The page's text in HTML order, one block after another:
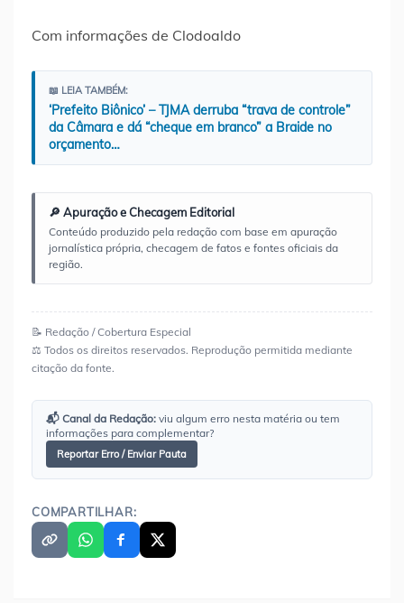
Com informações de Clodoaldo
📖 LEIA TAMBÉM:
‘Prefeito Biônico’ – TJMA derruba “trava de controle”
da Câmara e dá “cheque em branco” a Braide no
orçamento…
🔎 Apuração e Checagem Editorial
Conteúdo produzido pela redação com base em apuração
jornalística própria, checagem de fatos e fontes oficiais da
região.
📝 Redação / Cobertura Especial
⚖️ Todos os direitos reservados. Reprodução permitida mediante
citação da fonte.
📬 Canal da Redação: viu algum erro nesta matéria ou tem
informações para complementar?
Reportar Erro / Enviar Pauta
COMPARTILHAR: